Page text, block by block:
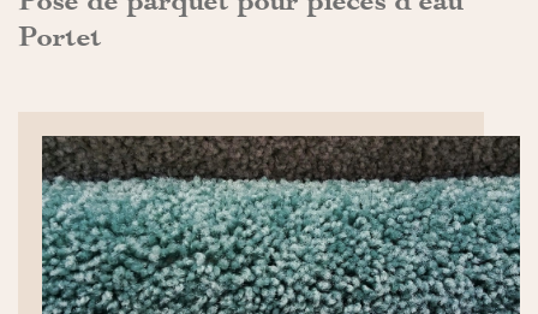
Portet
DÉCOUVRIR>>